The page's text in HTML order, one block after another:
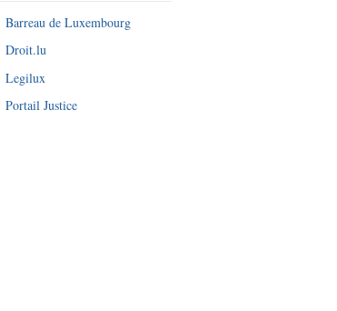
Barreau de Luxembourg
Droit.lu
Legilux
Portail Justice